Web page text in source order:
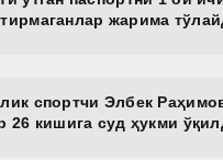
жарима
спортчи Элбек
26 кишига суд ҳукми